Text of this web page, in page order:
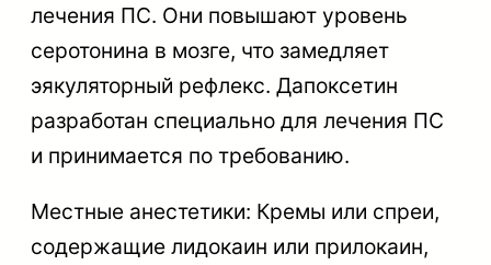
лечения ПС. Они повышают уровень
серотонина в мозге, что замедляет
эякуляторный рефлекс. Дапоксетин
разработан специально для лечения ПС
и принимается по требованию.
Местные анестетики: Кремы или спреи,
содержащие лидокаин или прилокаин,